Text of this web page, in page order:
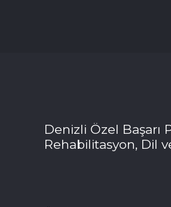
Denizli Özel Başarı
Rehabilitasyon, Dil